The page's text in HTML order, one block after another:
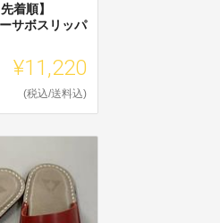
着順】
サボスリッパ
¥11,220
(税込/送料込)